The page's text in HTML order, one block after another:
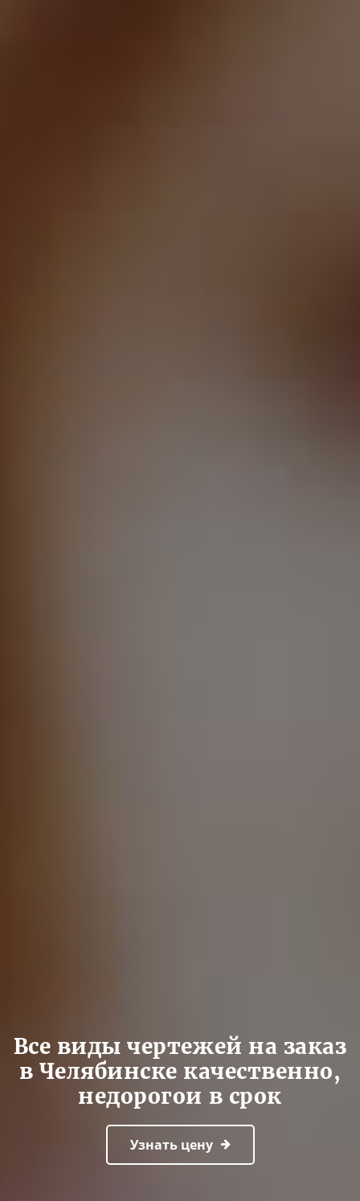
Все виды чертежей на заказ
в Челябинске качественно,
недорогои в срок
Узнать цену